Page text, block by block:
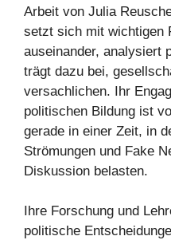
Arbeit von Julia
setzt sich mit wichtigen
auseinander, analysiert
trägt dazu bei,
versachlichen. Ihr
politischen Bildung ist
gerade in einer Zeit, in
Strömungen und Fake
Diskussion belasten.
Ihre Forschung und
politische